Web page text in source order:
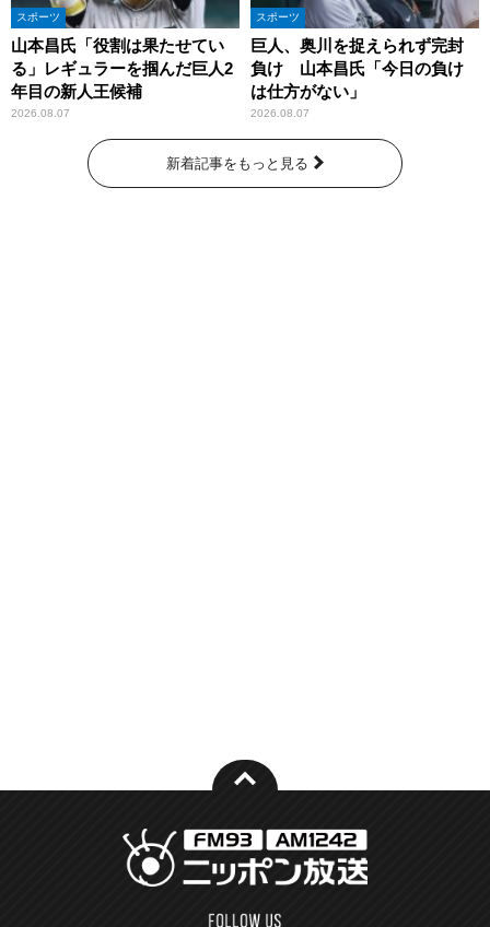
スポーツ
山本昌氏「役割は果たせてい
る」レギュラーを掴んだ巨人2
年目の新人王候補
2026.08.07
スポーツ
巨人、奥川を捉えられず完封
負け 山本昌氏「今日の負け
は仕方がない」
2026.08.07
新着記事をもっと見る